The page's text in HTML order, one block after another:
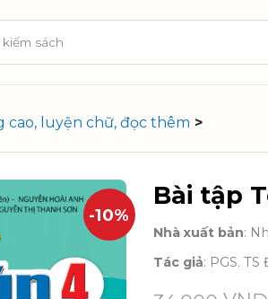
cao, luyện chữ, đọc thêm >
-10%
Bài tập
Nhà xuất bản:
Tác giả: PGS.